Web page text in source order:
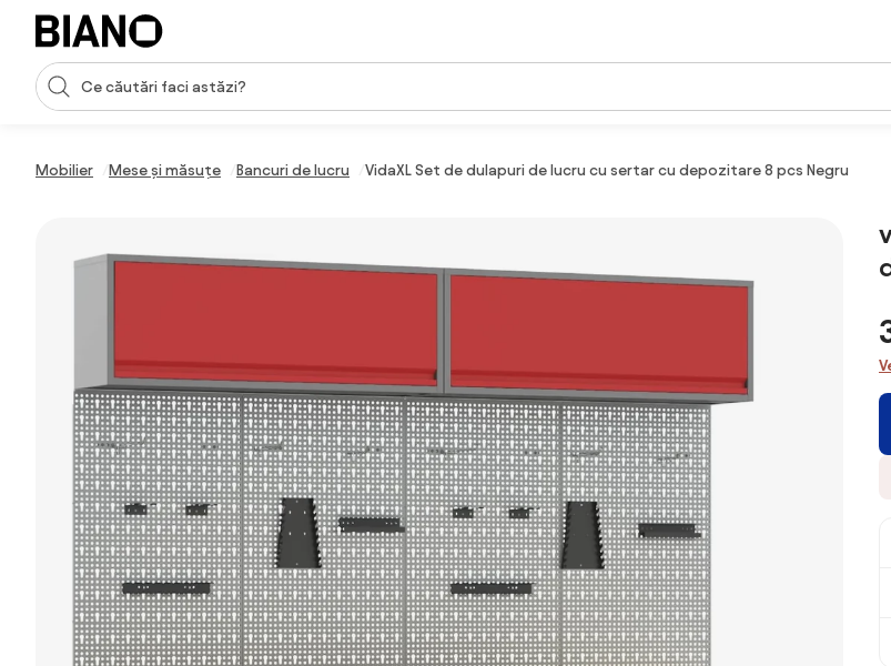
Sari peste navigare, accesează conținutul
Introducerea căutării
Mobilier Mese și măsuțe Bancuri de lucru VidaXL Set de dulapuri de lucru cu sertar cu depozitare 8 pcs Negru